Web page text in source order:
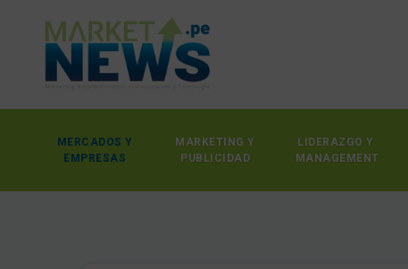
MERCADOS Y
EMPRESAS
MARKETING Y
PUBLICIDAD
LIDERAZGO Y
MANAGEMENT